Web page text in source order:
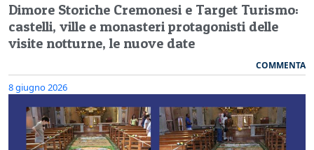
Dimore Storiche Cremonesi e Target Turismo:
castelli, ville e monasteri protagonisti delle
visite notturne, le nuove date
COMMENTA
8 giugno 2026